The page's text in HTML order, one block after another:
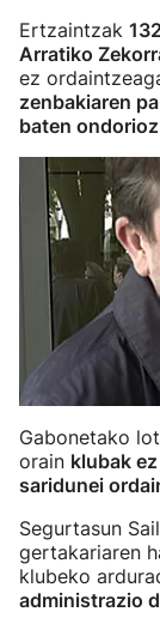
Ertzaintzak
Arratiko
ez
zenbakiaren
baten ondorioz
Gabonetako
orain klubak
saridunei
Segurtasun
gertakariaren
klubeko
administrazio